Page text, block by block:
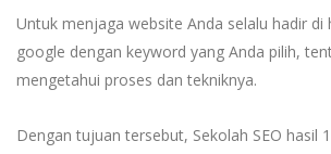
Untuk menjaga website Anda selalu hadir di
google dengan keyword yang Anda pilih,
mengetahui proses dan tekniknya.
Dengan tujuan tersebut, Sekolah SEO hasil